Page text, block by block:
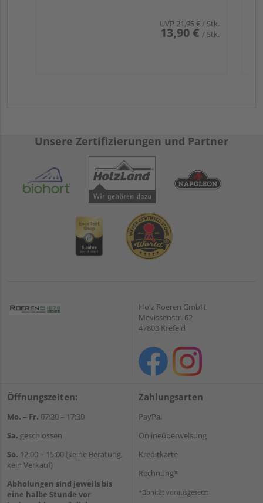
UVP 21,95 €/ Stk.
13,90 € / Stk.
Unsere Zertifizierungen und Partner
Holz Roeren GmbH
Mevissenstr. 62
47803 Krefeld
Öffnungszeiten:
Mo. – Fr. 07:30 – 17:30
Sa. geschlossen
So. 12:00 – 15:00 (keine Beratung,
kein Verkauf)
Abholungen sind jeweils bis
eine halbe Stunde vor
Zahlungsarten
PayPal
Onlineüberweisung
Kreditkarte
Rechnung*
*Bonität vorausgesetzt